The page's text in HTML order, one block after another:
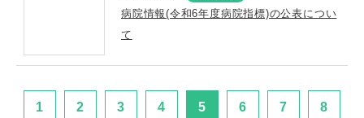
病院情報(令和6年度病院指標)の公表につい
て
1 2 3 4 5 6 7 8